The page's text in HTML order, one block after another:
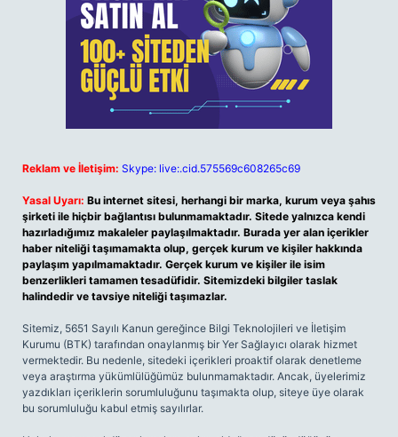
Reklam ve İletişim: Skype: live:.cid.575569c608265c69
Yasal Uyarı: Bu internet sitesi, herhangi bir marka, kurum veya şahıs
şirketi ile hiçbir bağlantısı bulunmamaktadır. Sitede yalnızca kendi
hazırladığımız makaleler paylaşılmaktadır. Burada yer alan içerikler
haber niteliği taşımamakta olup, gerçek kurum ve kişiler hakkında
paylaşım yapılmamaktadır. Gerçek kurum ve kişiler ile isim
benzerlikleri tamamen tesadüfidir. Sitemizdeki bilgiler taslak
halindedir ve tavsiye niteliği taşımazlar.
Sitemiz, 5651 Sayılı Kanun gereğince Bilgi Teknolojileri ve İletişim
Kurumu (BTK) tarafından onaylanmış bir Yer Sağlayıcı olarak hizmet
vermektedir. Bu nedenle, sitedeki içerikleri proaktif olarak denetleme
veya araştırma yükümlülüğümüz bulunmamaktadır. Ancak, üyelerimiz
yazdıkları içeriklerin sorumluluğunu taşımakta olup, siteye üye olarak
bu sorumluluğu kabul etmiş sayılırlar.